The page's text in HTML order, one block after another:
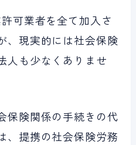
可業者を全て加入さ
、現実的には社会保険
人も少なくありませ
保険関係の手続きの代
、提携の社会保険労務